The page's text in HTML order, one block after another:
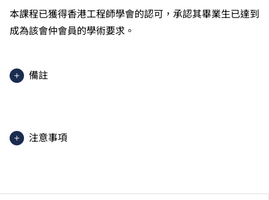
本課程已獲得香港工程師學會的認可，承認其畢業生已達到
成為該會仲會員的學術要求。
備註
注意事項
分校／上課地點。